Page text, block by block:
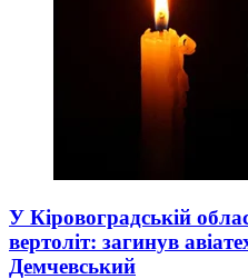
У Кіровоградській
вертоліт: загинув
Демчевський